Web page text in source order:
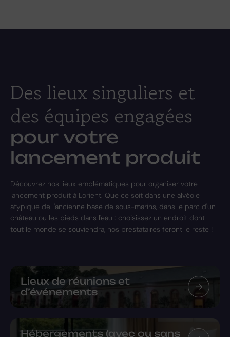
Des lieux singuliers et
des équipes engagées
pour votre
lancement produit
Découvrez nos lieux emblématiques pour organiser votre
lancement produit à Lorient. Que ce soit dans une alvéole
atypique de l'ancienne base de sous-marins, dans le parc d'un
château ou les pieds dans l'eau : choisissez un endroit dont
tout le monde se souviendra, nos prestataires feront le reste !
Lieux de réunions et
d’événements
Hébergements (avec ou sans